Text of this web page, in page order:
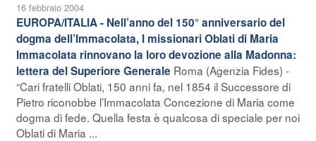
16 febbraio 2004
EUROPA/ITALIA - Nell’anno del 150° anniversario del
dogma dell’Immacolata, I missionari Oblati di Maria
Immacolata rinnovano la loro devozione alla Madonna:
lettera del Superiore Generale Roma (Agenzia Fides) -
“Cari fratelli Oblati, 150 anni fa, nel 1854 il Successore di
Pietro riconobbe l’Immacolata Concezione di Maria come
dogma di fede. Quella festa è qualcosa di speciale per noi
Oblati di Maria ...